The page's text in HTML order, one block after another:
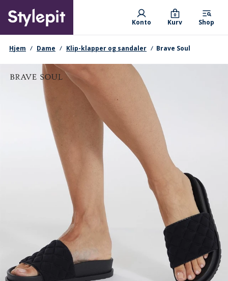
main
content
Primary departments
Konto Kurv
0
Shop
navigationssti
Hjem Dame Klip-klapper og sandaler Brave Soul